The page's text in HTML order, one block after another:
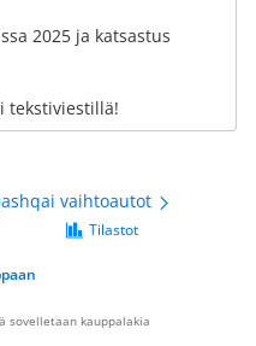
2025 ja katsastus
tekstiviestillä!
vaihtoautot
Tilastot
sovelletaan kauppalakia